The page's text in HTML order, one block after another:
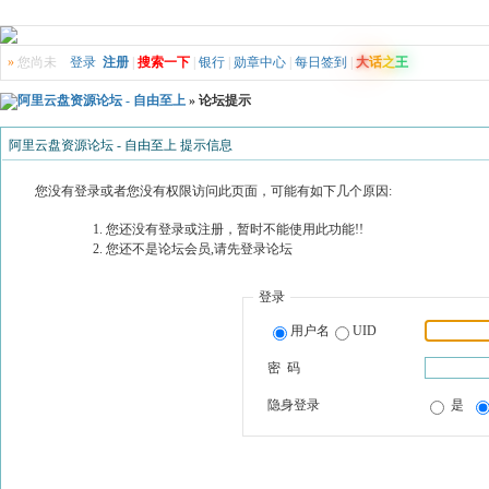
» 您尚未 登录 注册 搜索一下 银行 勋章中心 每日签到 大话之王
阿里云盘资源论坛 - 自由至上 » 论坛提示
阿里云盘资源论坛 - 自由至上 提示信息
您没有登录或者您没有权限访问此页面，可能有如下几个原因:
您还没有登录或注册，暂时不能使用此功能!!
您还不是论坛会员,请先登录论坛
登录
用户名 UID
密 码
隐身登录 是